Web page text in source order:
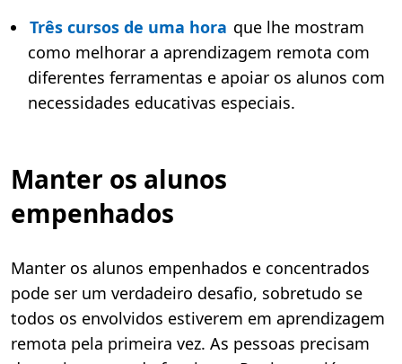
Três cursos de uma hora que lhe mostram
como melhorar a aprendizagem remota com
diferentes ferramentas e apoiar os alunos com
necessidades educativas especiais.
Manter os alunos
empenhados
Manter os alunos empenhados e concentrados
pode ser um verdadeiro desafio, sobretudo se
todos os envolvidos estiverem em aprendizagem
remota pela primeira vez. As pessoas precisam